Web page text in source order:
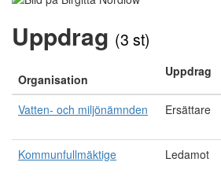
Uppdrag (3 st)
Organisation
Uppdrag
Vatten- och miljönämnden
Ersättare
Kommunfullmäktige
Ledamot